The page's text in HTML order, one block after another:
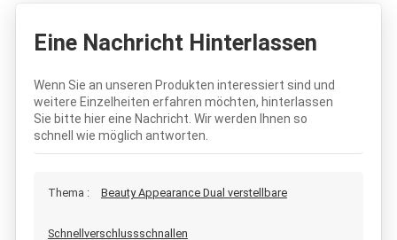
Eine Nachricht Hinterlassen
Wenn Sie an unseren Produkten interessiert sind und
weitere Einzelheiten erfahren möchten, hinterlassen
Sie bitte hier eine Nachricht. Wir werden Ihnen so
schnell wie möglich antworten.
Thema : Beauty Appearance Dual verstellbare
Schnellverschlussschnallen